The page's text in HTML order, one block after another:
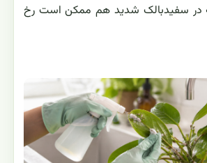
در سفیدبالک شدید هم ممکن است رخ